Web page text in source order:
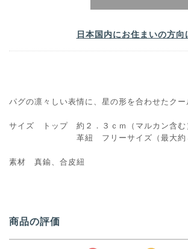
日本国内にお住まいの方向
パグの凛々しい表情に、星の形を合わせたクー
サイズ トップ 約２．３ｃｍ（マルカン含む
革紐 フリーサイズ（最大約８
素材 真鍮、合皮紐
商品の評価